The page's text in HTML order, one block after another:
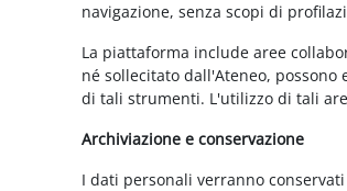
navigazione, senza scopi di
La piattaforma include aree
né sollecitato dall'Ateneo,
di tali strumenti. L'utilizzo di tali
Archiviazione e conservazione
I dati personali verranno